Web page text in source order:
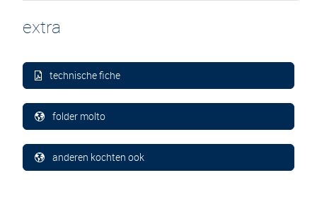
extra
technische fiche
folder molto
anderen kochten ook